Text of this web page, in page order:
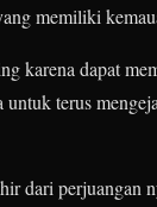
memiliki
karena dapat
untuk terus
dari perjuangan